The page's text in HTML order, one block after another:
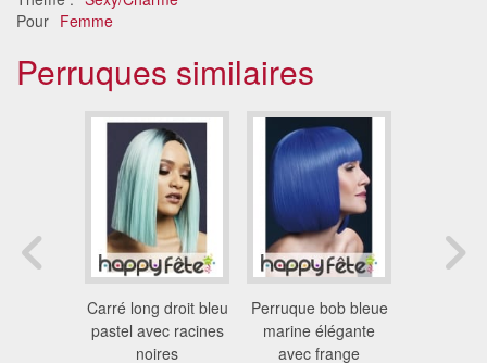
Pour Femme
Perruques similaires
Carré long droit bleu
pastel avec racines
noires
Perruque bob bleue
marine élégante
avec frange